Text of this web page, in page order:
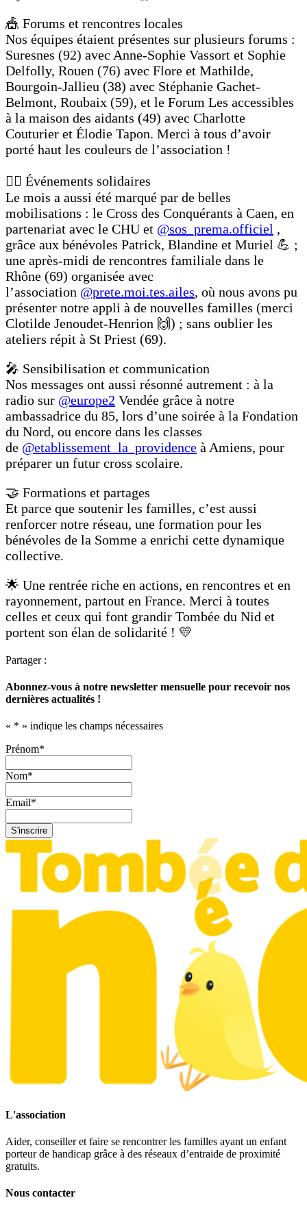
🎪 Forums et rencontres locales
Nos équipes étaient présentes sur plusieurs forums :
Suresnes (92) avec Anne-Sophie Vassort et Sophie
Delfolly, Rouen (76) avec Flore et Mathilde,
Bourgoin-Jallieu (38) avec Stéphanie Gachet-
Belmont, Roubaix (59), et le Forum Les accessibles
à la maison des aidants (49) avec Charlotte
Couturier et Élodie Tapon. Merci à tous d’avoir
porté haut les couleurs de l’association !
🏃‍♀ Événements solidaires
Le mois a aussi été marqué par de belles
mobilisations : le Cross des Conquérants à Caen, en
partenariat avec le CHU et @sos_prema.officiel ,
grâce aux bénévoles Patrick, Blandine et Muriel 💪 ;
une après-midi de rencontres familiale dans le
Rhône (69) organisée avec
l’association @prete.moi.tes.ailes, où nous avons pu
présenter notre appli à de nouvelles familles (merci
Clotilde Jenoudet-Henrion 🙌) ; sans oublier les
ateliers répit à St Priest (69).
🎤 Sensibilisation et communication
Nos messages ont aussi résonné autrement : à la
radio sur @europe2 Vendée grâce à notre
ambassadrice du 85, lors d’une soirée à la Fondation
du Nord, ou encore dans les classes
de @etablissement_la_providence à Amiens, pour
préparer un futur cross scolaire.
🤝 Formations et partages
Et parce que soutenir les familles, c’est aussi
renforcer notre réseau, une formation pour les
bénévoles de la Somme a enrichi cette dynamique
collective.
🌟 Une rentrée riche en actions, en rencontres et en
rayonnement, partout en France. Merci à toutes
celles et ceux qui font grandir Tombée du Nid et
portent son élan de solidarité ! 💛
Partager :
Abonnez-vous à notre newsletter mensuelle pour recevoir nos
dernières actualités !
« * » indique les champs nécessaires
Prénom*
Nom*
Email*
L'association
Aider, conseiller et faire se rencontrer les familles ayant un enfant
porteur de handicap grâce à des réseaux d’entraide de proximité
gratuits.
Nous contacter